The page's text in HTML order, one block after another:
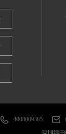
4008009385